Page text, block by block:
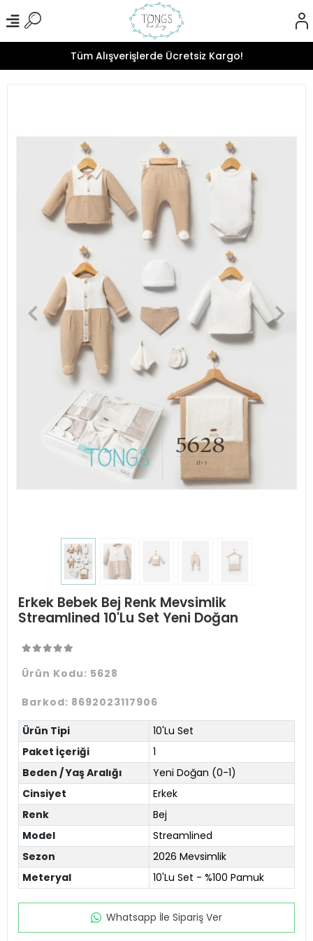
Tüm Alışverişlerde Ücretsiz Kargo!
Erkek Bebek Bej Renk Mevsimlik
Streamlined 10'Lu Set Yeni Doğan
Ürün Kodu: 5628
Barkod: 8692023117906
Ürün Tipi
10'Lu Set
Paket İçeriği
1
Beden / Yaş Aralığı
Yeni Doğan (0-1)
Cinsiyet
Erkek
Renk
Bej
Model
Streamlined
Sezon
2026 Mevsimlik
Meteryal
10'Lu Set - %100 Pamuk
Whatsapp İle Sipariş Ver